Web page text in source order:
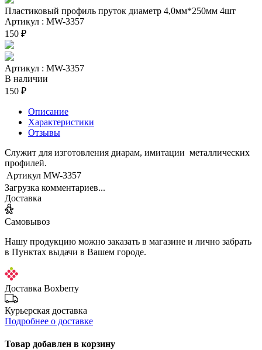
Пластиковый профиль пруток диаметр 4,0мм*250мм 4шт
Артикул : MW-3357
150 ₽
Артикул : MW-3357
В наличии
150 ₽
Описание
Характеристики
Отзывы
Служит для изготовления диарам, имитации металлических
профилей.
Артикул MW-3357
Загрузка комментариев...
Доставка
Самовывоз
Нашу продукцию можно заказать в магазине и лично забрать
в Пунктах выдачи в Вашем городе.
Доставка Boxberry
Курьерская доставка
Подробнее о доставке
Товар добавлен в корзину